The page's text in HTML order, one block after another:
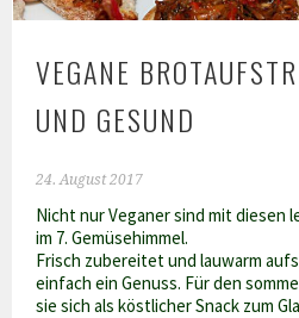
VEGANE
UND GESUND
24. August 2017
Nicht nur Veganer sind mit diesen
im 7. Gemüsehimmel.
Frisch zubereitet und lauwarm
einfach ein Genuss. Für den
sie sich als köstlicher Snack zum